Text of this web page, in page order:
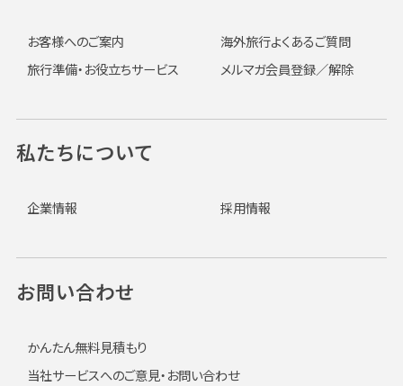
お客様へのご案内
海外旅行よくあるご質問
旅行準備・お役立ちサービス
メルマガ会員登録／解除
私たちについて
企業情報 採用情報
お問い合わせ
かんたん無料見積もり
当社サービスへのご意見・お問い合わせ